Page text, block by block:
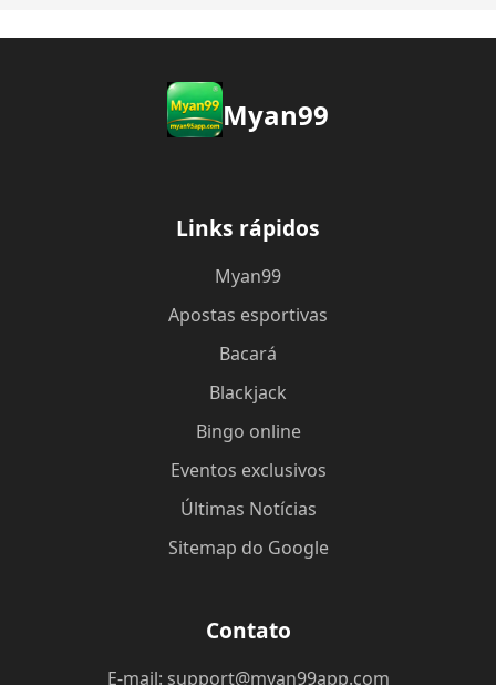
Myan99
Links rápidos
Myan99
Apostas esportivas
Bacará
Blackjack
Bingo online
Eventos exclusivos
Últimas Notícias
Sitemap do Google
Contato
E-mail: support@myan99app.com